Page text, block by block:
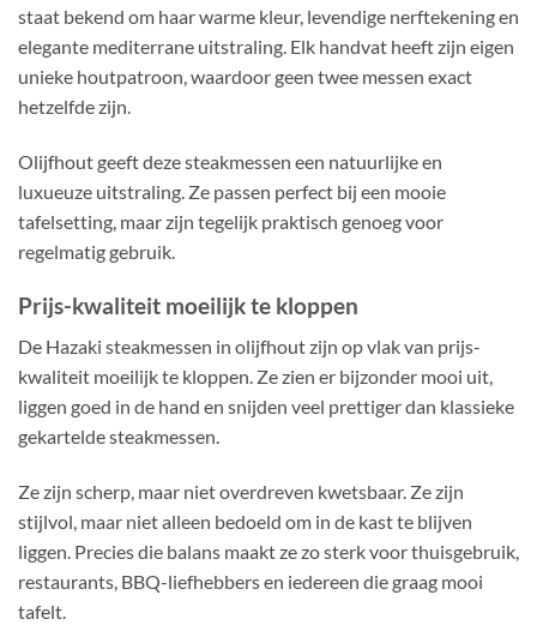
staat bekend om haar warme kleur, levendige nerftekening en
elegante mediterrane uitstraling. Elk handvat heeft zijn eigen
unieke houtpatroon, waardoor geen twee messen exact
hetzelfde zijn.
Olijfhout geeft deze steakmessen een natuurlijke en
luxueuze uitstraling. Ze passen perfect bij een mooie
tafelsetting, maar zijn tegelijk praktisch genoeg voor
regelmatig gebruik.
Prijs-kwaliteit moeilijk te kloppen
De Hazaki steakmessen in olijfhout zijn op vlak van prijs-
kwaliteit moeilijk te kloppen. Ze zien er bijzonder mooi uit,
liggen goed in de hand en snijden veel prettiger dan klassieke
gekartelde steakmessen.
Ze zijn scherp, maar niet overdreven kwetsbaar. Ze zijn
stijlvol, maar niet alleen bedoeld om in de kast te blijven
liggen. Precies die balans maakt ze zo sterk voor thuisgebruik,
restaurants, BBQ-liefhebbers en iedereen die graag mooi
tafelt.